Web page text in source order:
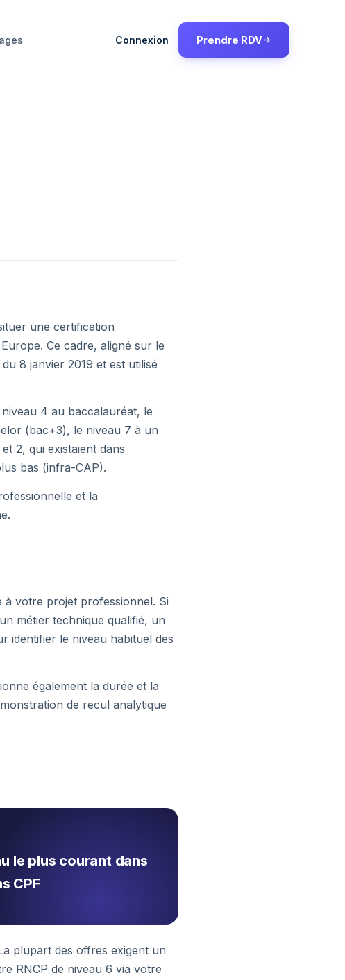
Connexion Prendre RDV
une certification
Ce cadre, aligné sur le
8 janvier 2019 et est utilisé
4 au baccalauréat, le
(bac+3), le niveau 7 à un
2, qui existaient dans
bas (infra-CAP).
et la
votre projet professionnel. Si
métier technique qualifié, un
identifier le niveau habituel des
également la durée et la
de recul analytique
le plus courant dans
CPF
plupart des offres exigent un
RNCP de niveau 6 via votre